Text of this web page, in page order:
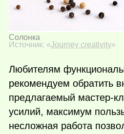
Солонка
Источник: «Journey creativity»
Любителям
рекомендуем обратить
предлагаемый мастер-
усилий, максимум
несложная работа